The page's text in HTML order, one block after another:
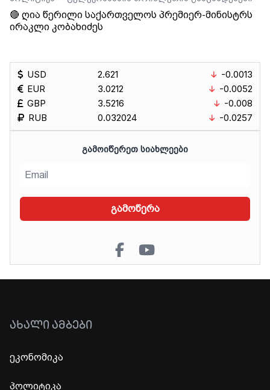
🔴 ღია წერილი საქართველოს პრემიერ-მინისტრს
ირაკლი კობახიძეს
USD
EUR
GBP
RUB
2.621
3.0212
3.5216
0.032024
-0.0013
-0.0052
-0.008
-0.0257
ᲒᲐᲛᲝᲘᲬᲔᲠᲔᲗ ᲡᲘᲐᲮᲚᲔᲔᲑᲘ
გამოწერა
ᲐᲮᲐᲚᲘ ᲐᲛᲑᲔᲑᲘ
ეკონომიკა
პოლიტიკა